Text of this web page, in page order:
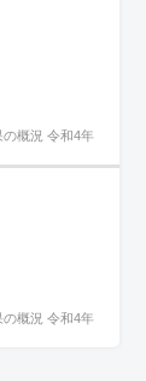
概況 令和4年
概況 令和4年